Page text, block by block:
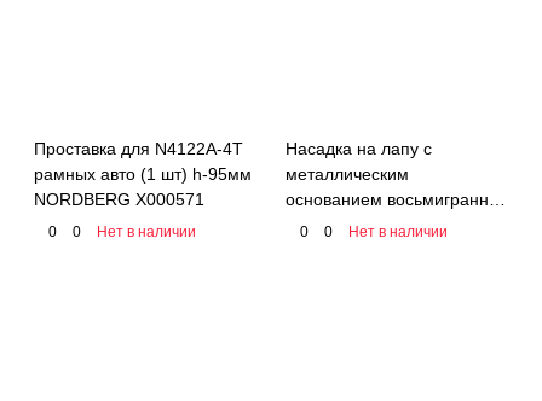
Проставка для N4122A-4T
рамных авто (1 шт) h-95мм
NORDBERG X000571
0 0 Нет в наличии
Насадка на лапу с
металлическим
основанием восьмигранная
для подъемника N4120A-
0 0 Нет в наличии